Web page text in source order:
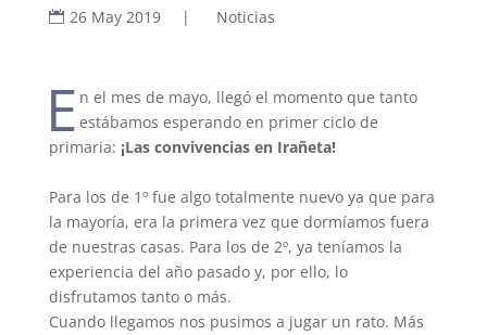
26 May 2019 | Noticias
E n el mes de mayo, llegó el momento que tanto
estábamos esperando en primer ciclo de
primaria: ¡Las convivencias en Irañeta!
Para los de 1º fue algo totalmente nuevo ya que para
la mayoría, era la primera vez que dormíamos fuera
de nuestras casas. Para los de 2º, ya teníamos la
experiencia del año pasado y, por ello, lo
disfrutamos tanto o más.
Cuando llegamos nos pusimos a jugar un rato. Más